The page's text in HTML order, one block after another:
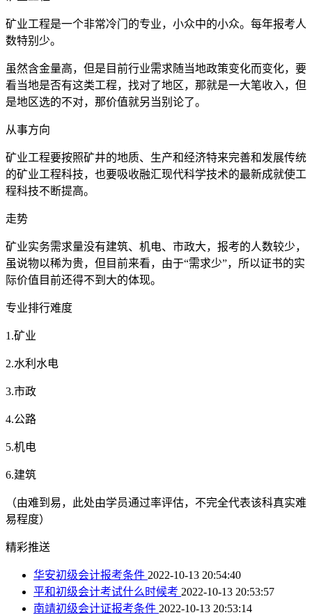
矿业工程是一个非常冷门的专业，小众中的小众。每年报考人
数特别少。
虽然含金量高，但是目前行业需求随当地政策变化而变化，要
看当地是否有这类工程，找对了地区，那就是一大笔收入，但
是地区选的不对，那价值就另当别论了。
从事方向
矿业工程要按照矿井的地质、生产和经济特来完善和发展传统
的矿业工程科技，也要吸收融汇现代科学技术的最新成就使工
程科技不断提高。
走势
矿业实务需求量没有建筑、机电、市政大，报考的人数较少，
虽说物以稀为贵，但目前来看，由于“需求少”，所以证书的实
际价值目前还得不到大的体现。
专业排行难度
1.矿业
2.水利水电
3.市政
4.公路
5.机电
6.建筑
（由难到易，此处由学员通过率评估，不完全代表该科真实难
易程度）
精彩推送
华安初级会计报考条件 2022-10-13 20:54:40
平和初级会计考试什么时候考 2022-10-13 20:53:57
南靖初级会计证报考条件 2022-10-13 20:53:14